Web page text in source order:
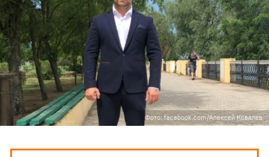
Фото: facebook.com/Алексей Ковалев